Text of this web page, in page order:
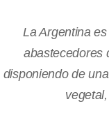
La Argentina
abastecedores
disponiendo de